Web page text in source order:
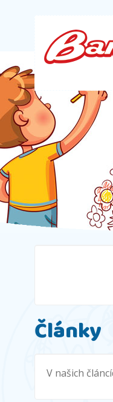
Články
V našich